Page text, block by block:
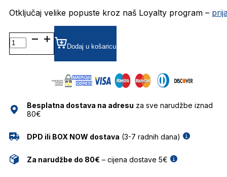
Otključaj velike popuste kroz naš Loyalty program –
FT1111
POLARIZIRANE SUNČANE
NAOČALE
Dodaj u košaricu
Besplatna dostava na adresu za sve narudžbe iznad
80€
DPD ili BOX NOW dostava (3-7 radnih dana)
Za narudžbe do 80€ – cijena dostave 5€